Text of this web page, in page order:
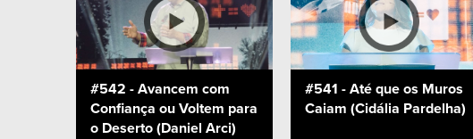
#542 - Avancem com
Confiança ou Voltem para
o Deserto (Daniel Arci)
#541 - Até que os Muros
Caiam (Cidália Pardelha)